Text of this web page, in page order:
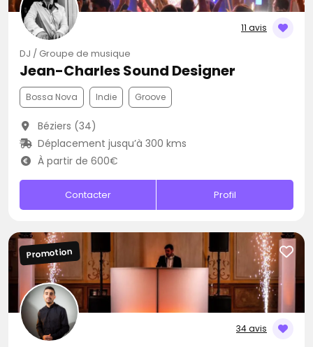
11 avis
DJ / Groupe de musique
Jean-Charles Sound Designer
Bossa Nova Indie Groove
Béziers (34)
Déplacement jusqu’à 300 kms
À partir de 600€
Contacter Profil
34 avis
Promotion